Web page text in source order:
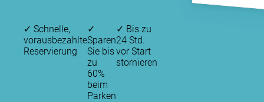
✓ Schnelle,
vorausbezahlte
Reservierung
✓
Sparen
Sie bis
zu
60%
beim
Parken
✓ Bis zu
24 Std.
vor Start
stornieren